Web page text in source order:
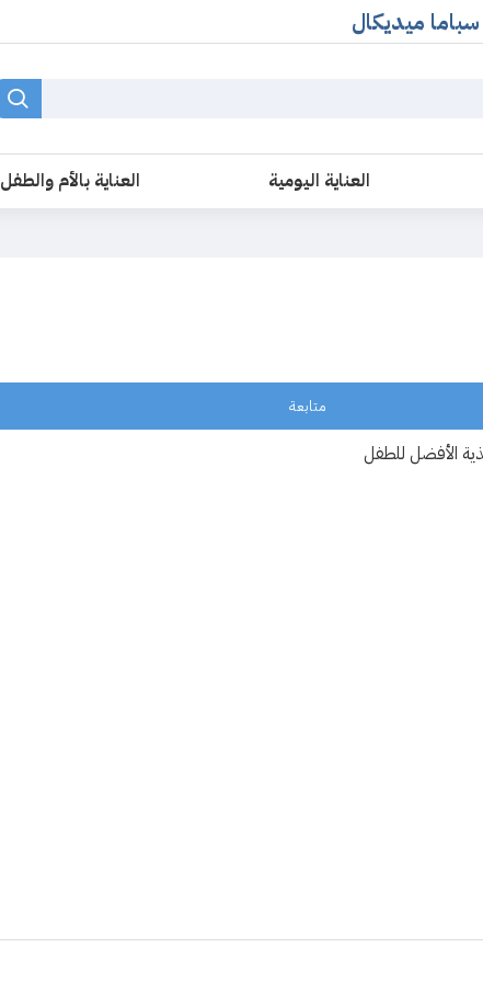
ميديكال
العناية اليومية العناية بالأم والطفل
الأفضل للطفل
متابعة